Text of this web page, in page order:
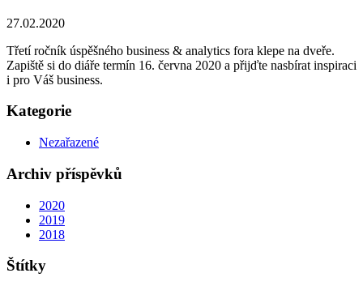
27.02.2020
Třetí ročník úspěšného business & analytics fora klepe na dveře.
Zapiště si do diáře termín 16. června 2020 a přijďte nasbírat inspiraci
i pro Váš business.
Kategorie
Nezařazené
Archiv příspěvků
2020
2019
2018
Štítky